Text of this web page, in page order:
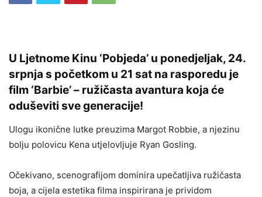
U Ljetnome Kinu ‘Pobjeda’ u ponedjeljak, 24.
srpnja s početkom u 21 sat na rasporedu je
film ‘Barbie’ – ružičasta avantura koja će
oduševiti sve generacije!
Ulogu ikonične lutke preuzima Margot Robbie, a njezinu
bolju polovicu Kena utjelovljuje Ryan Gosling.
Očekivano, scenografijom dominira upečatljiva ružičasta
boja, a cijela estetika filma inspirirana je prividom